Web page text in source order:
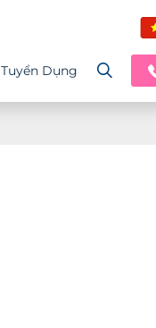
Tuyển Dụng